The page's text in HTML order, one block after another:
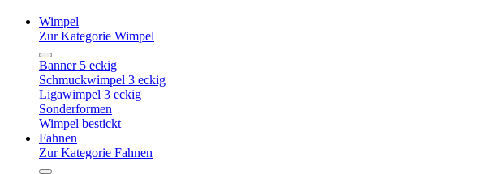
Wimpel
Zur Kategorie Wimpel
Banner 5 eckig
Schmuckwimpel 3 eckig
Ligawimpel 3 eckig
Sonderformen
Wimpel bestickt
Fahnen
Zur Kategorie Fahnen